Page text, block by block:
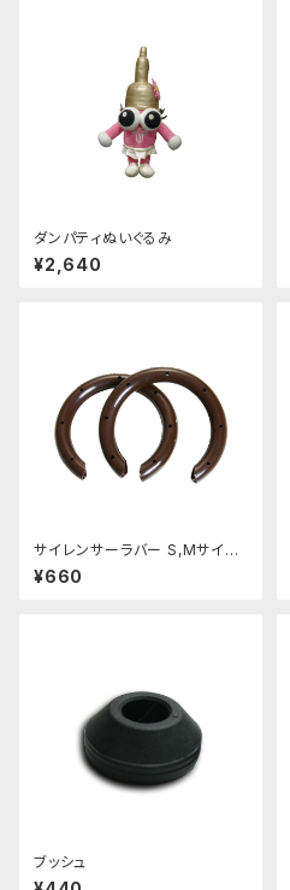
ダンパティぬいぐるみ
¥2,640
サイレンサーラバー S,Mサイズ
(外径60mm〜130mm用)
¥660
ブッシュ